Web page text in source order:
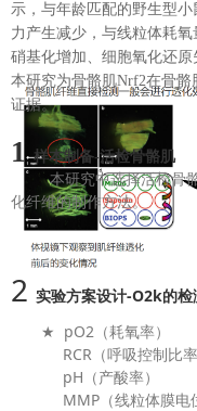
示，与年龄匹配的野生型
力产生减少，与线粒体耗
硝基化增加、细胞氧化还原
本研究为骨骼肌Nrf2在骨
证据。
1 样本制备-活检骨骼肌
本研究中选择活检骨
化纤维的制作方法。
2 实验方案设计-O2k的检
★ pO2（耗氧率）
RCR（呼吸控制比率
pH（产酸率）
MMP（线粒体膜电位